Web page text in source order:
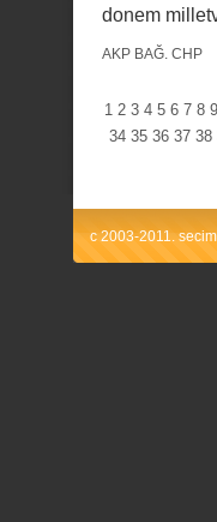
donem
AKP BAĞ. CHP
1 2 3 4 5 6 7 8 9
34 35 36 37 38
c 2003-2011.